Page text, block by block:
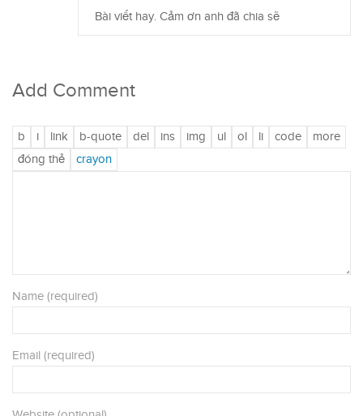
Bài viết hay. Cảm ơn anh đã chia sẽ
Add Comment
Name (required)
Email (required)